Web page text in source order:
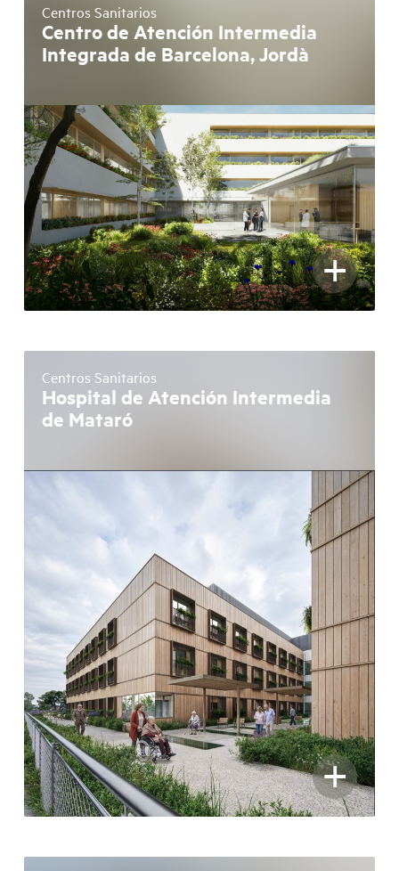
Centros Sanitarios
Centro de Atención Intermedia
Integrada de Barcelona, Jordà
+
Centros Sanitarios
Hospital de Atención Intermedia
de Mataró
+